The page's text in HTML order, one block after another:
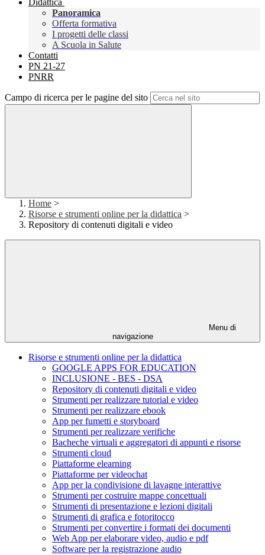
Didattica
Panoramica
Offerta formativa
I progetti delle classi
A Scuola in Salute
Contatti
PN 21-27
PNRR
Campo di ricerca per le pagine del sito
Home >
Risorse e strumenti online per la didattica >
Repository di contenuti digitali e video
Menu di
navigazione
Risorse e strumenti online per la didattica
GOOGLE APPS FOR EDUCATION
INCLUSIONE - BES - DSA
Repository di contenuti digitali e video
Strumenti per realizzare tutorial e video
Strumenti per realizzare ebook
App per fumetti e storyboard
Strumenti per realizzare verifiche
Bacheche virtuali e aggregatori di appunti e risorse
Strumenti cloud
Piattaforme elearning
Piattaforme per videochat
App per la condivisione di lavagne interattive
Strumenti per costruire mappe concettuali
Strumenti di presentazione e lezioni digitali
Strumenti di grafica e fotoritocco
Strumenti per convertire i formati dei documenti
Web App per elaborare video, audio e pdf
Software per la registrazione audio